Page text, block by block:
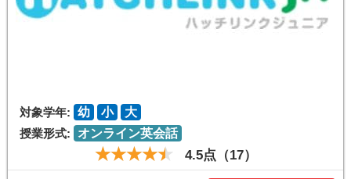
対象学年: 幼 小
大
授業形式:
オンライン英会話
4.5点（17）